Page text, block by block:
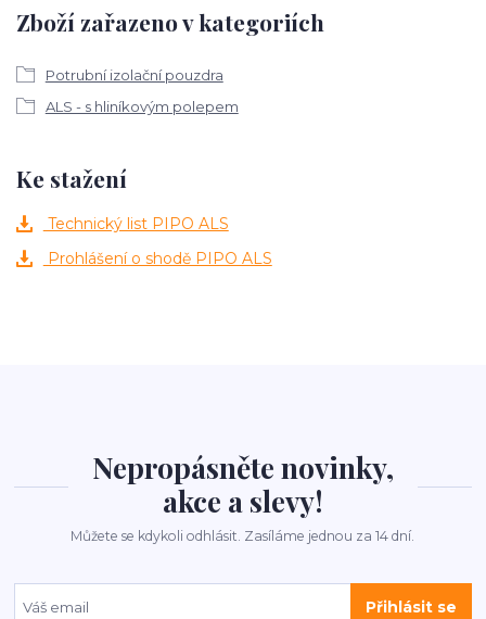
Zboží zařazeno v kategoriích
Potrubní izolační pouzdra
ALS - s hliníkovým polepem
Ke stažení
Technický list PIPO ALS
Prohlášení o shodě PIPO ALS
Nepropásněte novinky,
akce a slevy!
Můžete se kdykoli odhlásit. Zasíláme jednou za 14 dní.
Přihlásit se